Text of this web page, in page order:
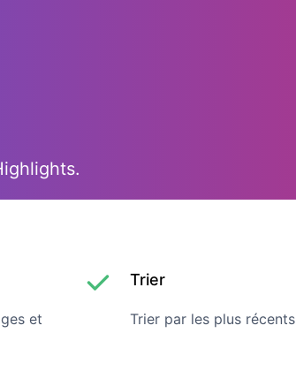
et
Trier
Trier par les plus récents